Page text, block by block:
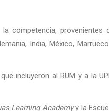
competencia, provenientes
India, México,
incluyeron al RUM y a la
Learning Academyy la